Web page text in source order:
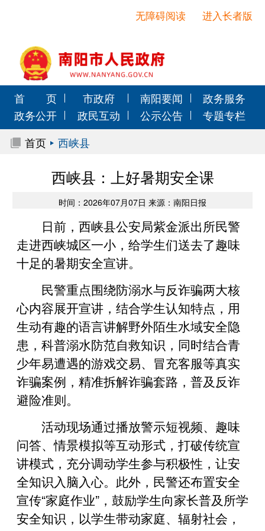
进入长者版
无障碍阅读
首 页 市政府 南阳要闻
政务服务
政务公开
政民互动 公示公告
专题专栏
首页
西峡县
西峡县：上好暑期安全课
时间：2026年07月07日 来源：南阳日报
日前，西峡县公安局紫金派出所民警
走进西峡城区一小，给学生们送去了趣味
十足的暑期安全宣讲。
民警重点围绕防溺水与反诈骗两大核
心内容展开宣讲，结合学生认知特点，用
生动有趣的语言讲解野外陌生水域安全隐
患，科普溺水防范自救知识，同时结合青
少年易遭遇的游戏交易、冒充客服等真实
诈骗案例，精准拆解诈骗套路，普及反诈
避险准则。
活动现场通过播放警示短视频、趣味
问答、情景模拟等互动形式，打破传统宣
讲模式，充分调动学生参与积极性，让安
全知识入脑入心。此外，民警还布置安全
宣传“家庭作业”，鼓励学生向家长普及所学
安全知识，以学生带动家庭、辐射社会，